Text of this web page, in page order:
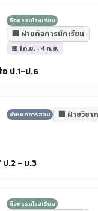
กิจกรรมโรงเรียน
🏢 ฝ่ายกิจการนักเรียน
📅 1 ก.ย. - 4 ก.ย.
อ ป.1-ป.6
กำหนดการสอบ 🏢 ฝ่ายวิชา
ป.2 - ม.3
กิจกรรมโรงเรียน